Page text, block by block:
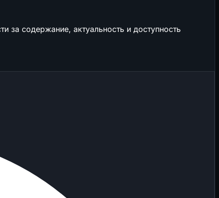
за содержание, актуальность и доступность